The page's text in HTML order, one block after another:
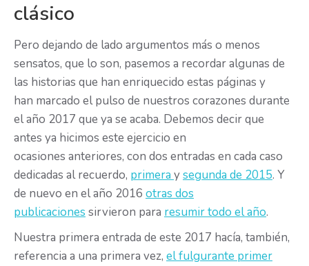
clásico
Pero dejando de lado argumentos más o menos
sensatos, que lo son, pasemos a recordar algunas de
las historias que han enriquecido estas páginas y
han marcado el pulso de nuestros corazones durante
el año 2017 que ya se acaba. Debemos decir que
antes ya hicimos este ejercicio en
ocasiones anteriores, con dos entradas en cada caso
dedicadas al recuerdo, primera ysegunda de 2015. Y
de nuevo en el año 2016 otras dos
publicaciones sirvieron para resumir todo el año.
Nuestra primera entrada de este 2017 hacía, también,
referencia a una primera vez, el fulgurante primer